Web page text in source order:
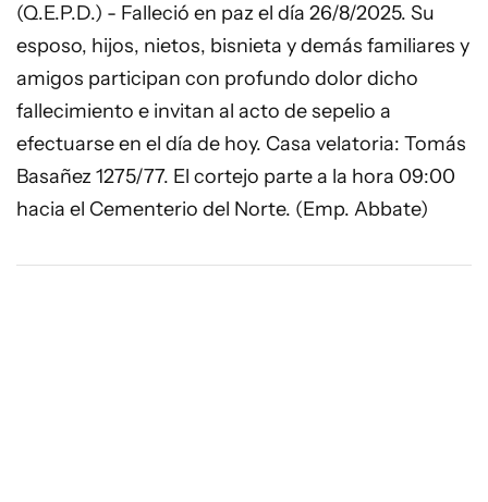
(Q.E.P.D.) - Falleció en paz el día 26/8/2025. Su
esposo, hijos, nietos, bisnieta y demás familiares y
amigos participan con profundo dolor dicho
fallecimiento e invitan al acto de sepelio a
efectuarse en el día de hoy. Casa velatoria: Tomás
Basañez 1275/77. El cortejo parte a la hora 09:00
hacia el Cementerio del Norte. (Emp. Abbate)